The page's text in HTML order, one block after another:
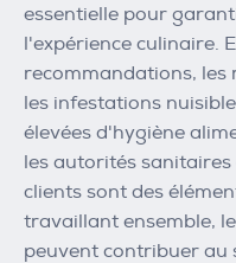
essentielle pour
l'expérience culinaire.
recommandations,
les infestations
élevées d'hygiène
les autorités
clients sont des
travaillant ensemble,
peuvent contribuer au